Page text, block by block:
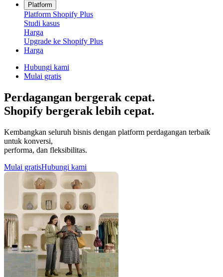
Platform
Platform Shopify Plus
Studi kasus
Harga
Upgrade ke Shopify Plus
Harga
Hubungi kami
Mulai gratis
Perdagangan bergerak cepat.
Shopify bergerak lebih cepat.
Kembangkan seluruh bisnis dengan platform perdagangan terbaik
untuk konversi,
performa, dan fleksibilitas.
Mulai gratisHubungi kami